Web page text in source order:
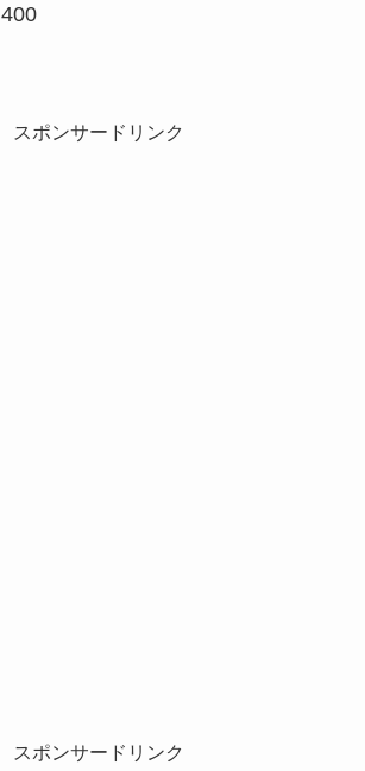
400
スポンサードリンク
スポンサードリンク